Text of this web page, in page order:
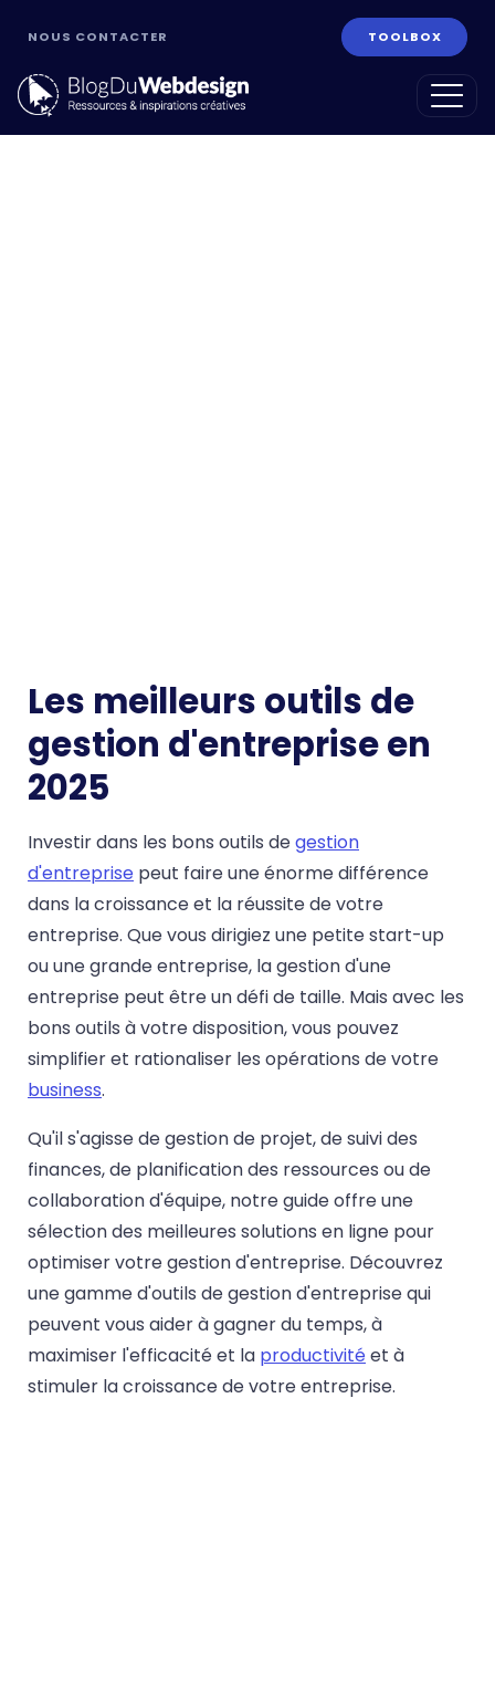
NOUS CONTACTER TOOLBOX
Les meilleurs outils de
gestion d'entreprise en
2025
Investir dans les bons outils degestion
d'entreprise peut faire une énorme différence
dans la croissance et la réussite de votre
entreprise. Que vous dirigiez une petite start-up
ou une grande entreprise, la gestion d'une
entreprise peut être un défi de taille. Mais avec les
bons outils à votre disposition, vous pouvez
simplifier et rationaliser les opérations de votre
business.
Qu'il s'agisse de gestion de projet, de suivi des
finances, de planification des ressources ou de
collaboration d'équipe, notre guide offre une
sélection des meilleures solutions en ligne pour
optimiser votre gestion d'entreprise. Découvrez
une gamme d'outils de gestion d'entreprise qui
peuvent vous aider à gagner du temps, à
maximiser l'efficacité et la productivitéet à
stimuler la croissance de votre entreprise.